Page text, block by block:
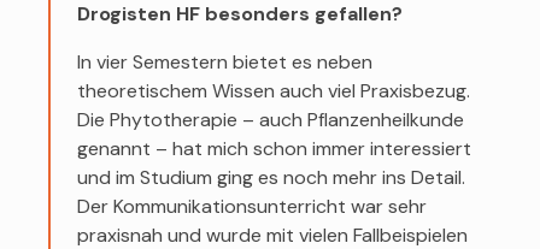
Drogisten HF besonders gefallen?
In vier Semestern bietet es neben
theoretischem Wissen auch viel Praxisbezug.
Die Phytotherapie – auch Pflanzenheilkunde
genannt – hat mich schon immer interessiert
und im Studium ging es noch mehr ins Detail.
Der Kommunikationsunterricht war sehr
praxisnah und wurde mit vielen Fallbeispielen